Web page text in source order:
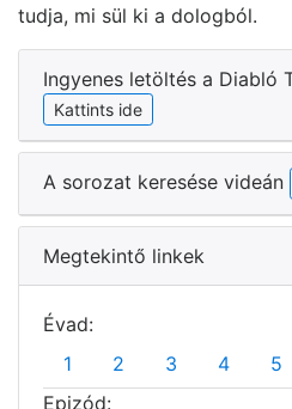
tudja, mi sül ki a dologból.
Ingyenes letöltés a Diabló
Kattints ide
A sorozat keresése videán
Megtekintő linkek
Évad:
1
2 3 4 5
Epizód: